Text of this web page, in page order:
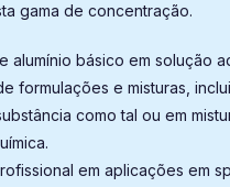
gama de concentração.
alumínio básico em solução
formulações e misturas,
como tal ou em
em aplicações em